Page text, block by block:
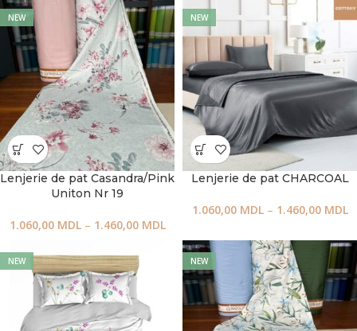
NEW
Lenjerie de pat Casandra/Pink
Uniton Nr 19
1.060,00 MDL – 1.460,00 MDL
NEW
Lenjerie de pat CHARCOAL
1.060,00 MDL – 1.460,00 MDL
NEW NEW